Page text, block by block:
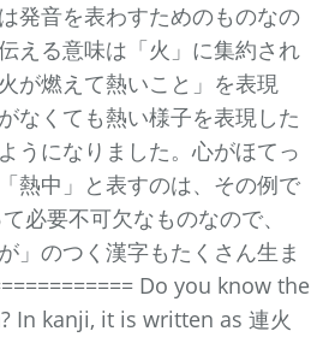
発音を表わすためのものなの
える意味は「火」に集約され
が燃えて熱いこと」を表現
なくても熱い様子を表現した
うになりました。心がほてっ
熱中」と表すのは、その例で
必要不可欠なものなので、
」のつく漢字もたくさん生ま
Do you know the
In kanji, it is written as 連火